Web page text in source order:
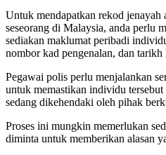
Untuk mendapatkan rekod jenayah
seseorang di Malaysia, anda perlu
sediakan maklumat peribadi
nombor kad pengenalan, dan tarikh
Pegawai polis perlu menjalankan
untuk memastikan individu
sedang dikehendaki oleh pihak
Proses ini mungkin memerlukan
diminta untuk memberikan alasan